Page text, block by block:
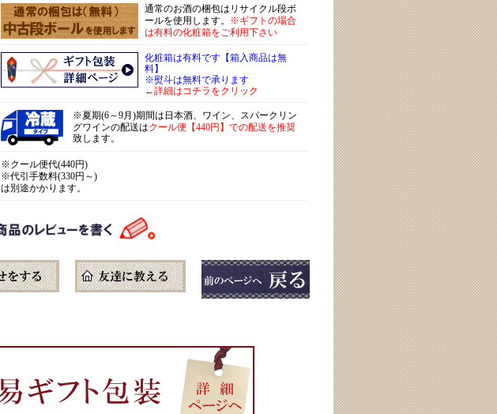
通常のお酒の梱包はリサイクル段ボ
ールを使用します。 ※ギフトの場合
は有料の化粧箱をご利用下さい
化粧箱は有料です【箱入商品は無
料】
※熨斗は無料で承ります
←詳細はコチラをクリック
※夏期(6～9月)期間は日本酒、ワイン、スパークリン
グワインの配送はクール便【440円】での配送を推奨
致します。
※クール便代(440円)
※代引手数料(330円～)
は別途かかります。